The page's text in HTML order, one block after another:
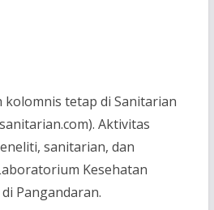
kolomnis tetap di Sanitarian
Aktivitas
sanitarian, dan
Kesehatan
Pangandaran.